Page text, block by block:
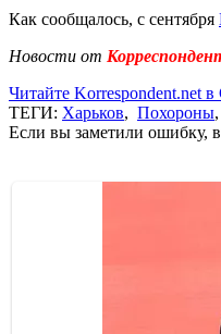
Как сообщалось, с сентября
Новости от
Читайте Korrespondent.net
ТЕГИ: Харьков, Похороны,
Если вы заметили ошибку,